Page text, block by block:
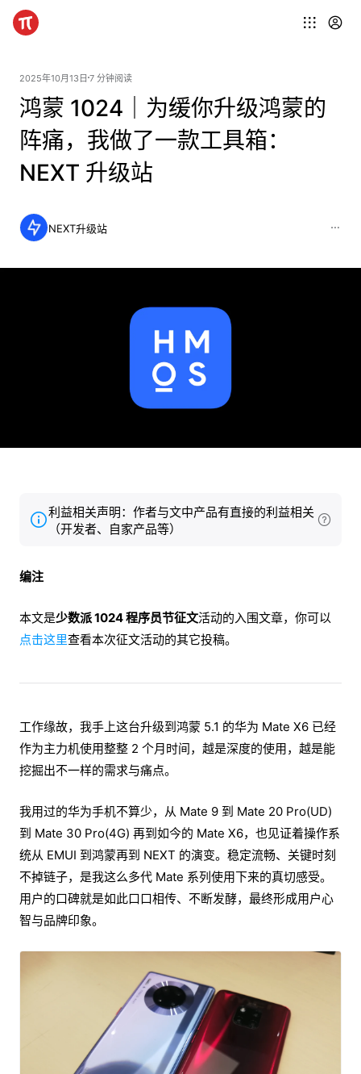
2025年10月13日 7 分钟阅读
鸿蒙 1024｜为缓你升级鸿蒙的
阵痛，我做了一款工具箱：
NEXT 升级站
NEXT升级站
利益相关声明：作者与文中产品有直接的利益相关
（开发者、自家产品等）
编注
本文是少数派 1024 程序员节征文活动的入围文章，你可以
点击这里查看本次征文活动的其它投稿。
工作缘故，我手上这台升级到鸿蒙 5.1 的华为 Mate X6 已经
作为主力机使用整整 2 个月时间，越是深度的使用，越是能
挖掘出不一样的需求与痛点。
我用过的华为手机不算少，从 Mate 9 到 Mate 20 Pro(UD)
到 Mate 30 Pro(4G) 再到如今的 Mate X6，也见证着操作系
统从 EMUI 到鸿蒙再到 NEXT 的演变。稳定流畅、关键时刻
不掉链子，是我这么多代 Mate 系列使用下来的真切感受。
用户的口碑就是如此口口相传、不断发酵，最终形成用户心
智与品牌印象。